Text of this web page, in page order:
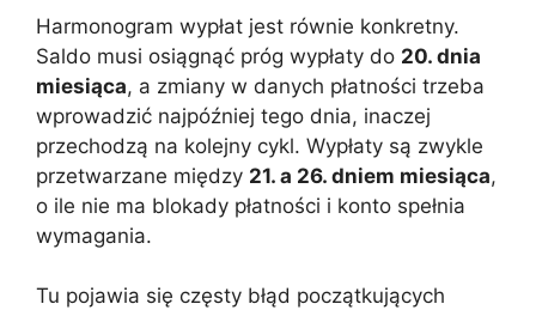
Harmonogram wypłat jest równie konkretny.
Saldo musi osiągnąć próg wypłaty do 20. dnia
miesiąca, a zmiany w danych płatności trzeba
wprowadzić najpóźniej tego dnia, inaczej
przechodzą na kolejny cykl. Wypłaty są zwykle
przetwarzane między 21. a 26. dniem miesiąca,
o ile nie ma blokady płatności i konto spełnia
wymagania.
Tu pojawia się częsty błąd początkujących